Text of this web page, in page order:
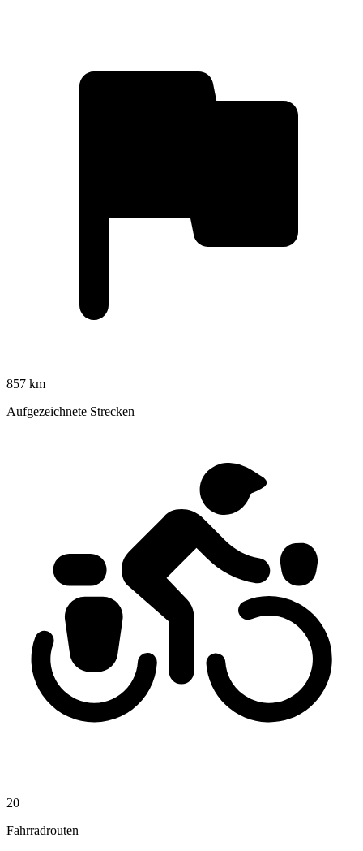
857 km
Aufgezeichnete Strecken
20
Fahrradrouten